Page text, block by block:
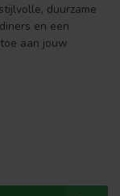
duurzame
en een
aan jouw